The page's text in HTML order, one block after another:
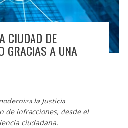
CIUDAD DE
GRACIAS A UNA
la Justicia
de infracciones, desde el
ciudadana.